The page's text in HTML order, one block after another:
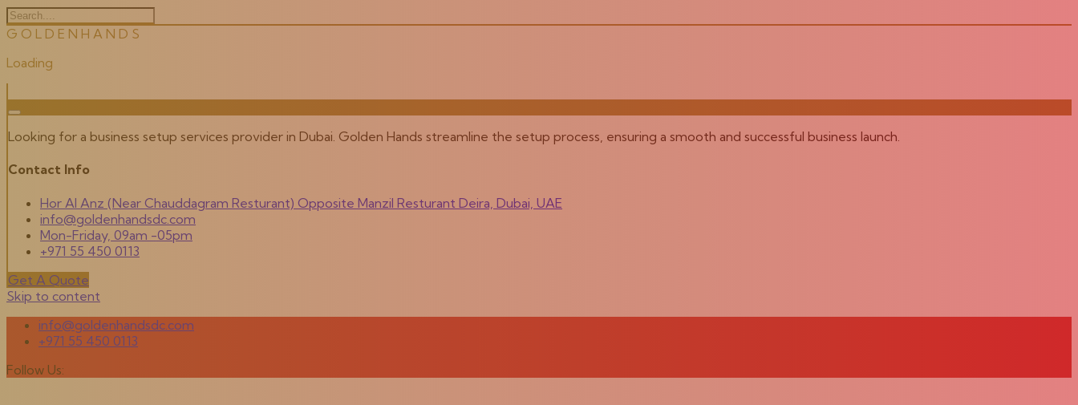
G O L D E N H A N D S
Loading
Looking for a business setup services provider in Dubai. Golden Hands streamline the setup process, ensuring a smooth and successful business launch.
Contact Info
Hor Al Anz (Near Chauddagram Resturant) Opposite Manzil Resturant Deira, Dubai, UAE
info@goldenhandsdc.com
Mon-Friday, 09am -05pm
+971 55 450 0113
Get A Quote
Skip to content
info@goldenhandsdc.com
+971 55 450 0113
Follow Us: